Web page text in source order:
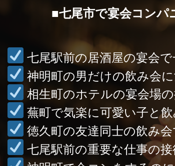
■七尾市で宴会コン
七尾駅前の居酒屋の宴会
神明町の男だけの飲み会
相生町のホテルの宴会場
蕪町で気楽に可愛い子と
徳久町の友達同士の飲み
七尾駅前の重要な仕事の